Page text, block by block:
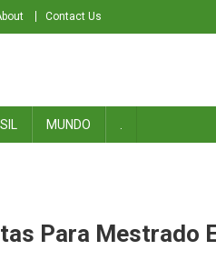
Contact Us
MUNDO
Para Mestrado